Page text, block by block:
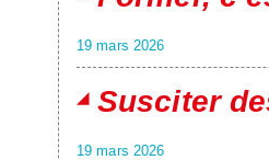
19 mars 2026
Susciter
19 mars 2026